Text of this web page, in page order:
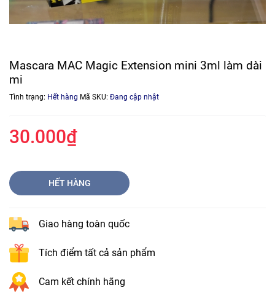
Mascara MAC Magic Extension mini 3ml làm dài
mi
Tình trạng: Hết hàng Mã SKU: Đang cập nhật
30.000₫
HẾT HÀNG
Giao hàng toàn quốc
Tích điểm tất cả sản phẩm
Cam kết chính hãng